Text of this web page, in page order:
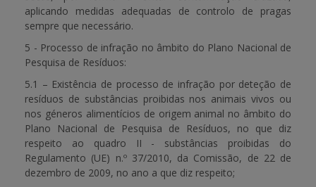
aplicando medidas adequadas de controlo de pragas
sempre que necessário.
5 - Processo de infração no âmbito do Plano Nacional de
Pesquisa de Resíduos:
5.1 – Existência de processo de infração por deteção de
resíduos de substâncias proibidas nos animais vivos ou
nos géneros alimentícios de origem animal no âmbito do
Plano Nacional de Pesquisa de Resíduos, no que diz
respeito ao quadro II - substâncias proibidas do
Regulamento (UE) n.º 37/2010, da Comissão, de 22 de
dezembro de 2009, no ano a que diz respeito;